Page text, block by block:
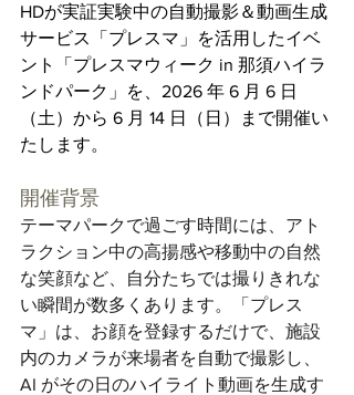
HDが実証実験中の自動撮影＆動画生成
サービス「プレスマ」を活用したイベ
ント「プレスマウィーク in 那須ハイラ
ンドパーク」を、2026 年 6 月 6 日
（土）から 6 月 14 日（日）まで開催い
たします。
開催背景
テーマパークで過ごす時間には、アト
ラクション中の高揚感や移動中の自然
な笑顔など、自分たちでは撮りきれな
い瞬間が数多くあります。「プレス
マ」は、お顔を登録するだけで、施設
内のカメラが来場者を自動で撮影し、
AI がその日のハイライト動画を生成す